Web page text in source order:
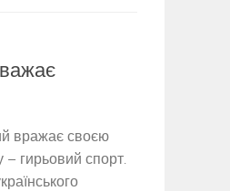
вражає своєю
– гирьовий спорт.